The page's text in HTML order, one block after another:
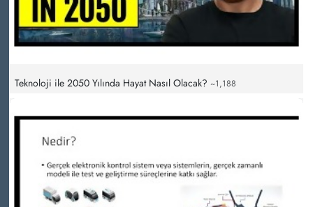
Teknoloji ile 2050 Yılında Hayat Nasıl Olacak? ~1,188